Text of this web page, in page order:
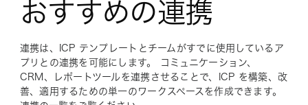
おすすめの連携
連携は、ICP テンプレートとチームがすでに使用しているア
プリとの連携を可能にします。 コミュニケーション、
CRM、レポートツールを連携させることで、ICP を構築、改
善、適用するための単一のワークスペースを作成できます。